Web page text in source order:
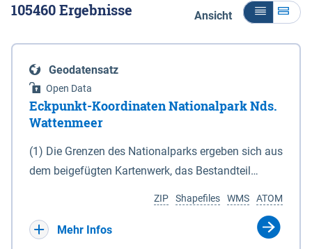
105460Ergebnisse Ansicht
Geodatensatz
Open Data
Eckpunkt-Koordinaten Nationalpark Nds.
Wattenmeer
(1) Die Grenzen des Nationalparks ergeben sich aus
dem beigefügten Kartenwerk, das Bestandteil
(DTK) im Maßstab 1 : 100 000 (Anlage 2), 2.
verkleinerte Amtliche Karte 1 : 5 000 (AK5) im
ATOM
WMS
Shapefiles
ZIP
Mehr Infos